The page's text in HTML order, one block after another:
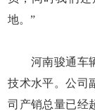
地。”
河南骏通车辆
技术水平。公司
司产销总量已经